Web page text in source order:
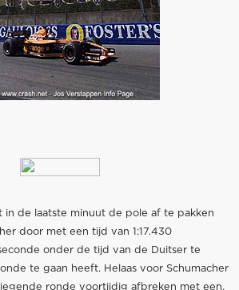
in de laatste minuut de pole af te pakken
door met een tijd van 1:17.430
onder de tijd van de Duitser te
te gaan heeft. Helaas voor Schumacher
ronde voortijdig afbreken met een,